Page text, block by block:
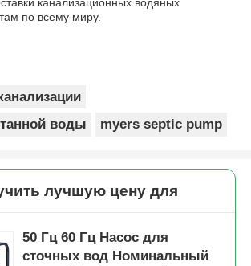
по всему миру.
воды
myers septic pump
лучшую цену для
50 Гц 60 Гц Насос для
сточных вод Номинальный